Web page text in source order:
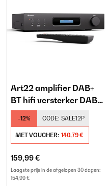
Art22 amplifier DAB+
BT hifi versterker DAB+/
FM radio 2 x 60 W
optische + coaxiale
ingang
bluetooth REC-out.
-12% CODE: SALE12P
MET VOUCHER: 140,79 €
159,99 €
Laagste prijs in de afgelopen 30 dagen:
154,99 €